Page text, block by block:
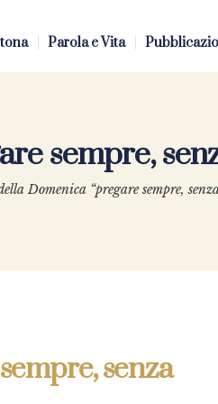
Parola e Vita
sempre,
Domenica “pregare sempre,
senza